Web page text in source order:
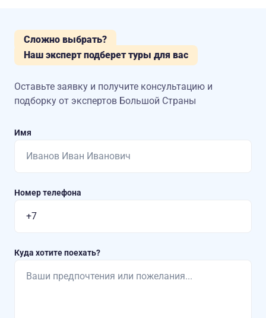
Сложно выбрать?
Наш эксперт подберет туры для вас
Оставьте заявку и получите консультацию и
подборку от экспертов Большой Страны
Имя
Номер телефона
Куда хотите поехать?